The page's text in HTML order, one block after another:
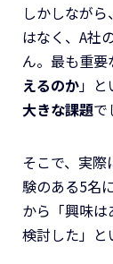
しかしなが
はなく、A社
ん。最も重要
えるのか」と
大きな課題で
そこで、実
験のある5名
から「興味
検討した」と